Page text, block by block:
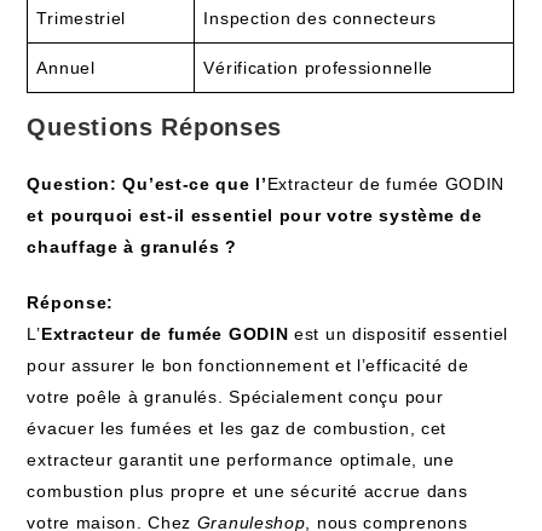
Trimestriel Inspection des connecteurs
Annuel Vérification professionnelle
Questions Réponses
Question: Qu’est-ce que l’Extracteur de fumée GODIN
et pourquoi est-il essentiel pour votre système de
chauffage à granulés ?
Réponse:
L’Extracteur de fumée GODIN est un dispositif essentiel
pour assurer le bon fonctionnement et l’efficacité de
votre poêle à granulés. Spécialement conçu pour
évacuer les fumées et les gaz de combustion, cet
extracteur garantit une performance optimale, une
combustion plus propre et une sécurité accrue dans
votre maison. Chez Granuleshop , nous comprenons